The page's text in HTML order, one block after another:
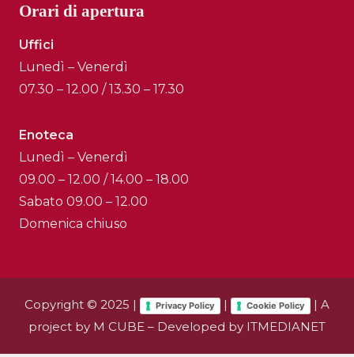
Orari di apertura
Uffici
Lunedì – Venerdì
07.30 – 12.00 / 13.30 – 17.30
Enoteca
Lunedì – Venerdì
09.00 – 12.00 / 14.00 – 18.00
Sabato 09.00 – 12.00
Domenica chiuso
Copyright © 2025 | Privacy Policy | Cookie Policy
| A
project by M CUBE – Developed by ITMEDIANET